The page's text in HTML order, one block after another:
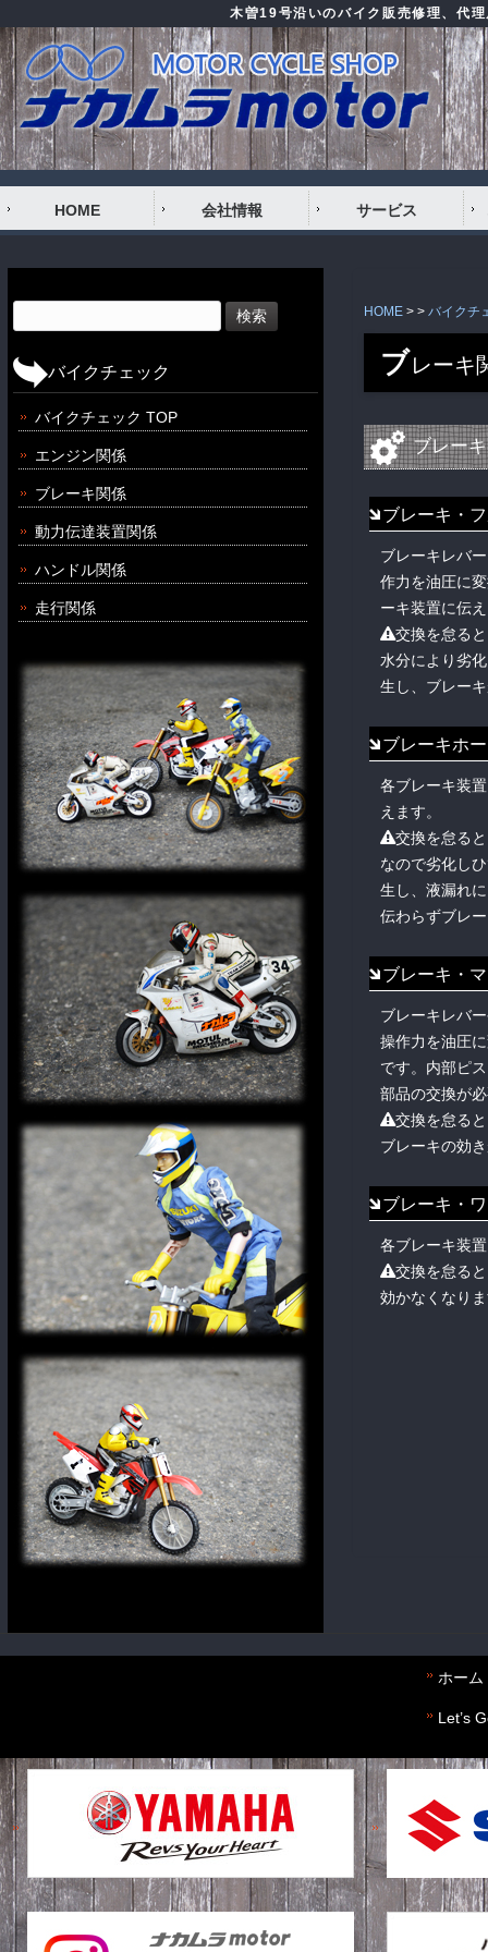
木曽19号沿いのバイク販売修理、代
HOME 会社情報 サービス
HOME > > バイクチ
ブレーキ
ブレーキ
ブレーキ・
ブレーキレバ
作力を油圧に
ーキ装置に伝
交換を怠る
水分により劣
生し、ブレー
ブレーキホ
各ブレーキ装
えます。
交換を怠る
なので劣化し
生し、液漏れ
伝わらずブレ
ブレーキ・
ブレーキレバ
操作力を油圧
です。内部ピ
部品の交換が
交換を怠る
ブレーキの効
ブレーキ・
各ブレーキ装
交換を怠る
効かなくなり
バイクチェック
バイクチェック TOP
エンジン関係
ブレーキ関係
動力伝達装置関係
ハンドル関係
走行関係
ホーム
Let’s